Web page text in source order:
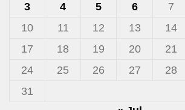
3
4 5 6 7
10
11 12 13 14
17
18 19 20 21
24
25 26 27 28
31